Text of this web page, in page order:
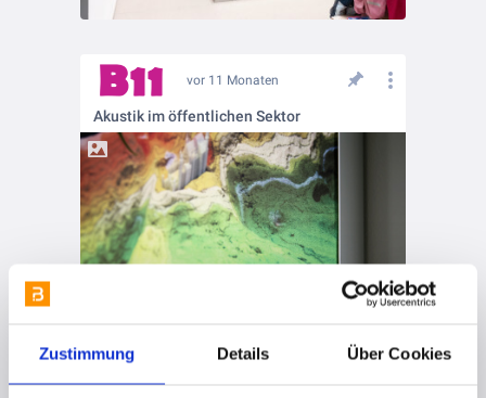
Zustimmung Details Über Cookies
vor 11 Monaten
Akustik im öffentlichen Sektor